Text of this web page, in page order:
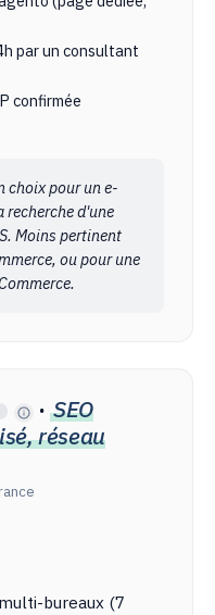
par un consultant
confirmée
choix pour un e-
recherche d'une
Moins pertinent
ou pour une
·SEO
réseau
bureaux (7